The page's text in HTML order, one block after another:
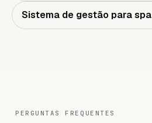
Sistema de gestão para spa
PERGUNTAS FREQUENTES